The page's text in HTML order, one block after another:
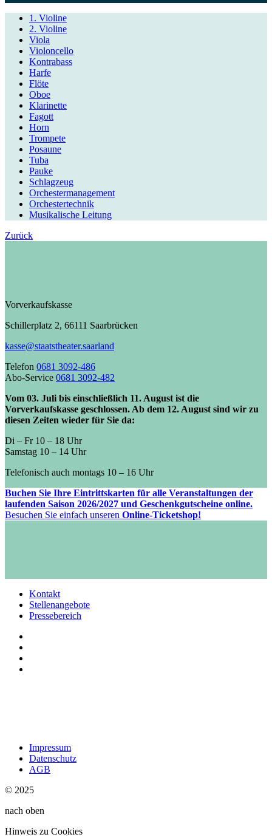
1. Violine
2. Violine
Viola
Violoncello
Kontrabass
Harfe
Flöte
Oboe
Klarinette
Fagott
Horn
Trompete
Posaune
Tuba
Pauke
Schlagzeug
Orchestermanagement
Orchestertechnik
Musikalische Leitung
Zurück
Vorverkaufskasse
Schillerplatz 2, 66111 Saarbrücken
kasse@staatstheater.saarland
Telefon 0681 3092-486
Abo-Service 0681 3092-482
Vom 03. Juli bis einschließlich 11. August ist die
Vorverkaufskasse geschlossen. Ab dem 12. August sind wir zu
diesen Zeiten wieder für Sie da:
Di – Fr 10 – 18 Uhr
Samstag 10 – 14 Uhr
Telefonisch auch montags 10 – 16 Uhr
Buchen Sie Ihre Eintrittskarten für alle Veranstaltungen der
laufenden Saison 2026/2027 und Geschenkgutscheine online.
Besuchen Sie einfach unseren Online-Ticketshop!
Kontakt
Stellenangebote
Pressebereich
Impressum
Datenschutz
AGB
© 2025
nach oben
Hinweis zu Cookies